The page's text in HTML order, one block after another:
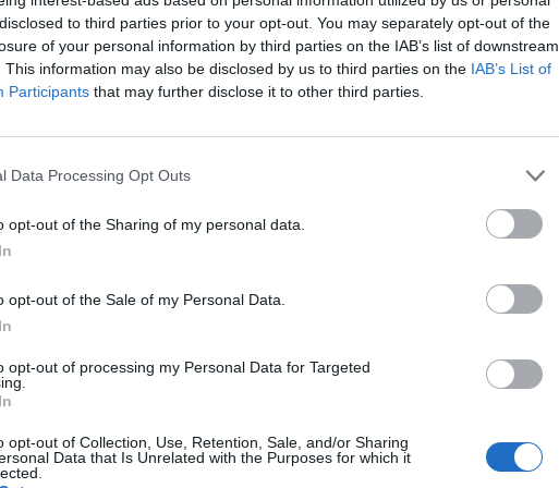
to third parties prior to your opt-out. You may separately opt-out of the
of your personal information by third parties on the IAB’s list of downstream
This information may also be disclosed by us to third parties on the IAB’s List of
Participants that may further disclose it to other third parties.
Data Processing Opt Outs
opt-out of the Sharing of my personal data.
opt-out of the Sale of my Personal Data.
opt-out of processing my Personal Data for Targeted
opt-out of Collection, Use, Retention, Sale, and/or Sharing
Data that Is Unrelated with the Purposes for which it
grigi?" avrebbe commentato il neo-
telegiornale Michael Melling alla prima
dopo aver visto la LaFlamme in
polemica e il
LaFlamme ha condotto per anni il
più seguito dell’ultimo decennio poi
e ugandesi.
è stata mandata via due anni prima
del suo contratto e molti tra colleghi e
che avesse smesso di tingersi i capelli.
e rattristata - si è sfogata in un video
pensavo ancora che avrei avuto molto
storie che hanno un impatto
quotidiana".